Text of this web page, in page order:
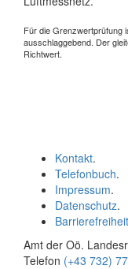
Für die Grenzwertprüfung
ausschlaggebend. Der
Richtwert.
Kontakt.
Telefonbuch.
Impressum.
Datenschutz.
Barrierefreiheit
Amt der Oö.
Telefon (+43 732)